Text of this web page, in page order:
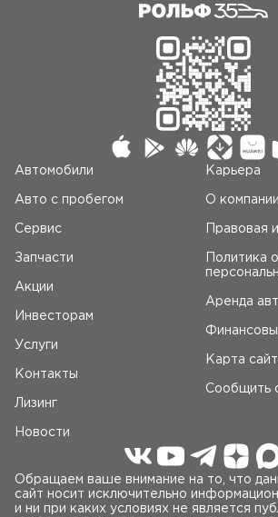
Автомобили
Авто c пробегом
Сервис
Запчасти
Акции
Инвесторам
Услуги
Контакты
Лизинг
Новости
Карьера
О компании
Правовая
Политика
Аренда
Карта
Сообщить
Обращаем ваше внимание на то, что
сайт носит исключительно
и ни при каких условиях не является